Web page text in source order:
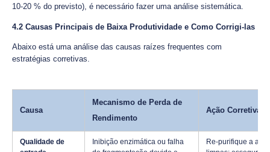
10-20 % do previsto), é necessário fazer uma análise sistemática.
4.2 Causas Principais de Baixa Produtividade e Como Corrigi-las
Abaixo está uma análise das causas raízes frequentes com
estratégias corretivas.
Causa
Mecanismo de Perda de
Rendimento
Ação Corretiva
Qualidade de
Inibição enzimática ou falha
Re-purifique a